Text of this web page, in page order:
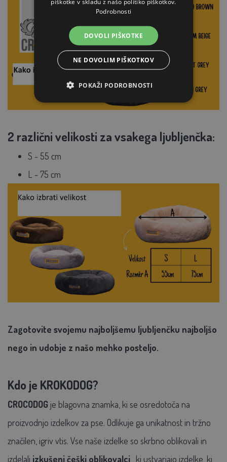
2 različni velikosti za vsakega ljubljenčka:
S - 55 cm
L - 75 cm
Zagotovite svojemu najboljšemu ljubljenčku najboljšo
nego in udobje z našo mehko posteljo.
Kdo je KROKODOG?
CROCODOG je blagovna znamka, ki se osredotoča na
proizvodnjo izdelkov za pse. Odlikuje ga unikatnost in tržno
značilen, igriv vtis. Vse naše izdelke so skrbno oblikovali in
izdelali izkušeni češki oblikovalci , ki ustvarjajo izdelke, ki
Podrobnosti
DOVOLI PIŠKOTKE
NE DOVOLIM PIŠKOTKOV
POKAŽI PODROBNOSTI